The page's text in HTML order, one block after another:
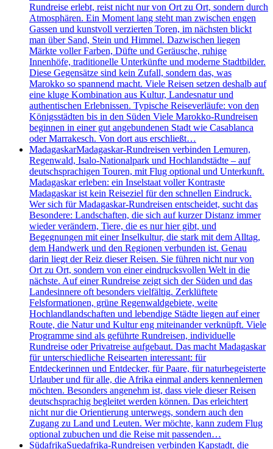
Rundreise erlebt, reist nicht nur von Ort zu Ort, sondern durch
Atmosphären. Ein Moment lang steht man zwischen engen
Gassen und kunstvoll verzierten Toren, im nächsten blickt
man über Sand, Stein und Himmel. Dazwischen liegen
Märkte voller Farben, Düfte und Geräusche, ruhige
Innenhöfe, traditionelle Unterkünfte und moderne Stadtbilder.
Diese Gegensätze sind kein Zufall, sondern das, was
Marokko so spannend macht. Viele Reisen setzen deshalb auf
eine kluge Kombination aus Kultur, Landesnatur und
authentischen Erlebnissen. Typische Reiseverläufe: von den
Königsstädten bis in den Süden Viele Marokko-Rundreisen
beginnen in einer gut angebundenen Stadt wie Casablanca
oder Marrakesch. Von dort aus erschließt…
MadagaskarMadagaskar-Rundreisen verbinden Lemuren,
Regenwald, Isalo-Nationalpark und Hochlandstädte – auf
deutschsprachigen Touren, mit Flug optional und Unterkunft.
Madagaskar erleben: ein Inselstaat voller Kontraste
Madagaskar ist kein Reiseziel für den schnellen Eindruck.
Wer sich für Madagaskar-Rundreisen entscheidet, sucht das
Besondere: Landschaften, die sich auf kurzer Distanz immer
wieder verändern, Tiere, die es nur hier gibt, und
Begegnungen mit einer Inselkultur, die stark mit dem Alltag,
dem Handwerk und den Regionen verbunden ist. Genau
darin liegt der Reiz dieser Reisen. Sie führen nicht nur von
Ort zu Ort, sondern von einer eindrucksvollen Welt in die
nächste. Auf einer Rundreise zeigt sich der Süden und das
Landesinnere oft besonders vielfältig. Zerklüftete
Felsformationen, grüne Regenwaldgebiete, weite
Hochlandlandschaften und lebendige Städte liegen auf einer
Route, die Natur und Kultur eng miteinander verknüpft. Viele
Programme sind als geführte Rundreisen, individuelle
Rundreise oder Privatreise aufgebaut. Das macht Madagaskar
für unterschiedliche Reisearten interessant: für
Entdeckerinnen und Entdecker, für Paare, für naturbegeisterte
Urlauber und für alle, die Afrika einmal anders kennenlernen
möchten. Besonders angenehm ist, dass viele dieser Reisen
deutschsprachig begleitet werden können. Das erleichtert
nicht nur die Orientierung unterwegs, sondern auch den
Zugang zu Land und Leuten. Wer möchte, kann zudem Flug
optional zubuchen und die Reise mit passenden…
SüdafrikaSuedafrika-Rundreisen verbinden Kapstadt, die